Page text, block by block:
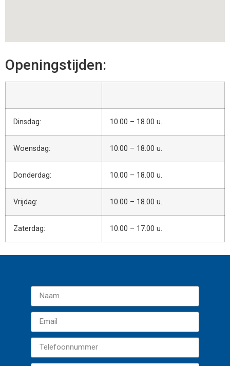
Openingstijden:
Dinsdag: 10.00 – 18.00 u.
Woensdag: 10.00 – 18.00 u.
Donderdag: 10.00 – 18.00 u.
Vrijdag: 10.00 – 18.00 u.
Zaterdag: 10.00 – 17.00 u.